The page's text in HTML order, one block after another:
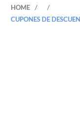
HOME / /
CUPONES DE